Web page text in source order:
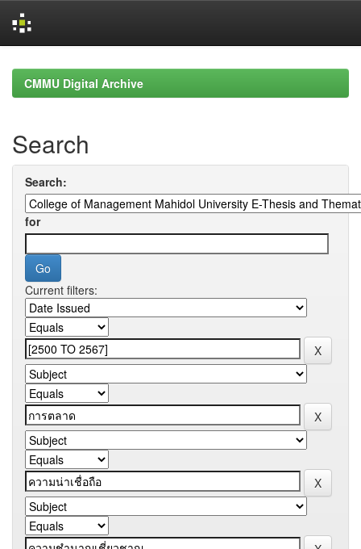
navigationCMMU Digital Archive
Search
Search:
for
Current filters: